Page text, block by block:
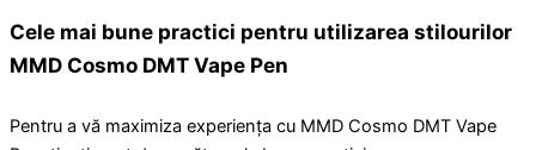
Cele mai bune practici pentru utilizarea stilourilor
MMD Cosmo DMT Vape Pen
Pentru a vă maximiza experiența cu MMD Cosmo DMT Vape